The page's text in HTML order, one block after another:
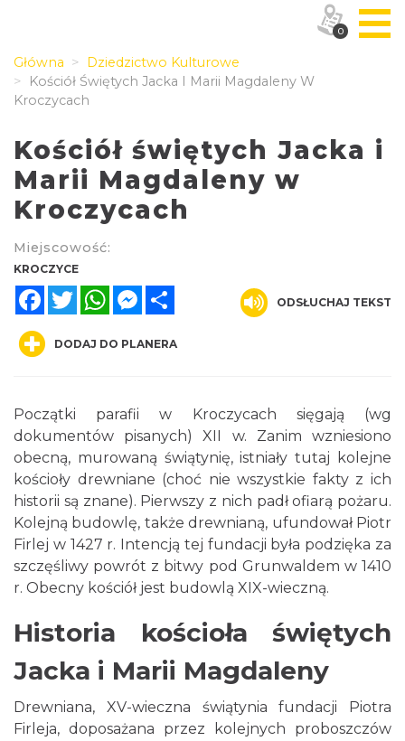
Główna
Dziedzictwo Kulturowe
Kościół Świętych Jacka I Marii Magdaleny W
Kroczycach
Kościół świętych Jacka i
Marii Magdaleny w
Kroczycach
Miejscowość:
KROCZYCE
FacebookTwitterWhatsAppMessenger
ODSŁUCHAJ TEKST
DODAJ DO PLANERA
Początki parafii w Kroczycach sięgają (wg
dokumentów pisanych) XII w. Zanim wzniesiono
obecną, murowaną świątynię, istniały tutaj kolejne
kościoły drewniane (choć nie wszystkie fakty z ich
historii są znane). Pierwszy z nich padł ofiarą pożaru.
Kolejną budowlę, także drewnianą, ufundował Piotr
Firlej w 1427 r. Intencją tej fundacji była podzięka za
szczęśliwy powrót z bitwy pod Grunwaldem w 1410
r. Obecny kościół jest budowlą XIX-wieczną.
Historia kościoła świętych
Jacka i Marii Magdaleny
Drewniana, XV-wieczna świątynia fundacji Piotra
Firleja, doposażana przez kolejnych proboszczów
0